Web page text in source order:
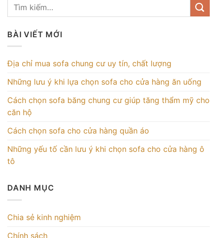
BÀI VIẾT MỚI
Địa chỉ mua sofa chung cư uy tín, chất lượng
Những lưu ý khi lựa chọn sofa cho cửa hàng ăn uống
Cách chọn sofa băng chung cư giúp tăng thẩm mỹ cho
căn hộ
Cách chọn sofa cho cửa hàng quần áo
Những yếu tố cần lưu ý khi chọn sofa cho cửa hàng ô
tô
DANH MỤC
Chia sẻ kinh nghiệm
Chính sách